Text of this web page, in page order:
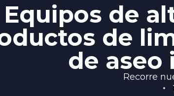
Equipos de
de
de aseo
Recorre